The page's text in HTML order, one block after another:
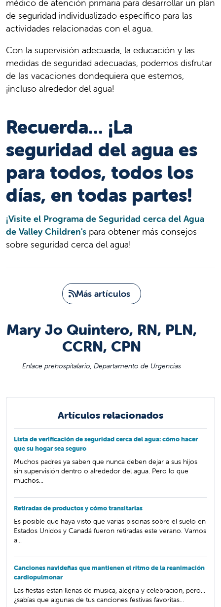
médico de atención primaria para desarrollar un plan
de seguridad individualizado específico para las
actividades relacionadas con el agua.
Con la supervisión adecuada, la educación y las
medidas de seguridad adecuadas, podemos disfrutar
de las vacaciones dondequiera que estemos,
¡incluso alrededor del agua!
Recuerda... ¡La
seguridad del agua es
para todos, todos los
días, en todas partes!
¡Visite el Programa de Seguridad cerca del Agua
de Valley Children's para obtener más consejos
sobre seguridad cerca del agua!
Más artículos
Mary Jo Quintero, RN, PLN,
CCRN, CPN
Enlace prehospitalario, Departamento de Urgencias
Artículos relacionados
Lista de verificación de seguridad cerca del agua: cómo hacer
que su hogar sea seguro
Muchos padres ya saben que nunca deben dejar a sus hijos
sin supervisión dentro o alrededor del agua. Pero lo que
muchos...
Retiradas de productos y cómo transitarlas
Es posible que haya visto que varias piscinas sobre el suelo en
Estados Unidos y Canadá fueron retiradas este verano. Vamos
a...
Canciones navideñas que mantienen el ritmo de la reanimación
cardiopulmonar
Las fiestas están llenas de música, alegría y celebración, pero...
¿sabías que algunas de tus canciones festivas favoritas...